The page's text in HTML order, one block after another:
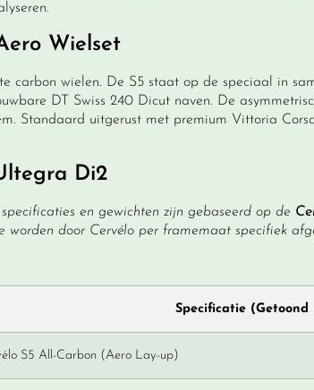
Wielset
carbon wielen. De S5 staat op de speciaal in
DT Swiss 240 Dicut naven. De
Standaard uitgerust met premium Vittoria
Di2
en gewichten zijn gebaseerd op de
worden door Cervélo per framemaat specifiek
Specificatie (Getoond
S5 All-Carbon (Aero Lay-up)